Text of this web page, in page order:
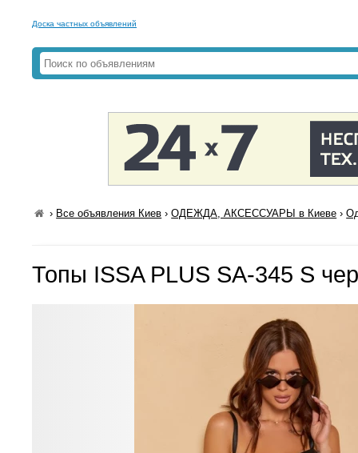
Доска частных объявлений
› Все объявления Киев ›ОДЕЖДА, АКСЕССУАРЫ в Киеве ›
Топы ISSA PLUS SA-345 S